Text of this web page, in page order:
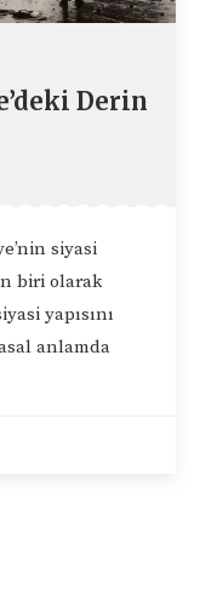
Derin
siyasi
biri olarak
yapısını
anlamda